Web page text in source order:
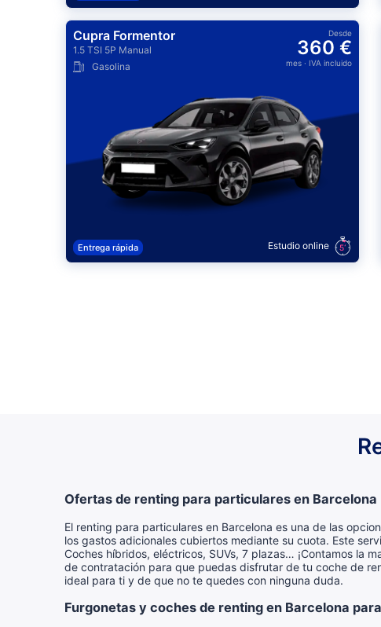
Cupra Formentor
1.5 TSI 5P Manual
Gasolina
Desde
360 €
mes· IVA incluido
Entrega rápida Estudio online
Ofertas de renting para particulares en Barcelona
El renting para particulares en Barcelona es una de las
los gastos adicionales cubiertos mediante su cuota. Este
Coches híbridos, eléctricos, SUVs, 7 plazas… ¡Contamos la
de contratación para que puedas disfrutar de tu coche de
ideal para ti y de que no te quedes con ninguna duda.
Furgonetas y coches de renting en Barcelona